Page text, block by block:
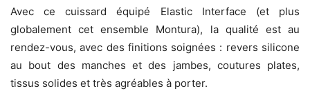
Avec ce cuissard équipé Elastic Interface (et plus
globalement cet ensemble Montura), la qualité est au
rendez-vous, avec des finitions soignées : revers silicone
au bout des manches et des jambes, coutures plates,
tissus solides et très agréables à porter.